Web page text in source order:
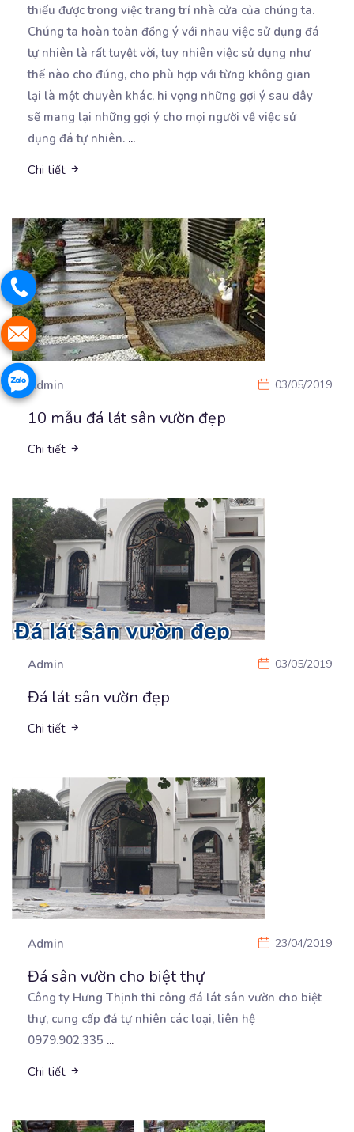
thiếu được trong việc trang trí nhà cửa của chúng ta.
Chúng ta hoàn toàn đồng ý với nhau việc sử dụng đá
tự nhiên là rất tuyệt vời, tuy nhiên việc sử dụng như
thế nào cho đúng, cho phù hợp với từng không gian
lại là một chuyên khác, hi vọng những gợi ý sau đây
sẽ mang lại những gợi ý cho mọi người về việc sử
dụng đá tự nhiên. ...
Chi tiết
Admin 03/05/2019
10 mẫu đá lát sân vườn đẹp
Chi tiết
Admin 03/05/2019
Đá lát sân vườn đẹp
Chi tiết
Admin 23/04/2019
Đá sân vườn cho biệt thự
Công ty Hưng Thịnh thi công đá lát sân vườn cho biệt
thự, cung cấp đá tự nhiên các loại, liên hệ
0979.902.335 ...
Chi tiết